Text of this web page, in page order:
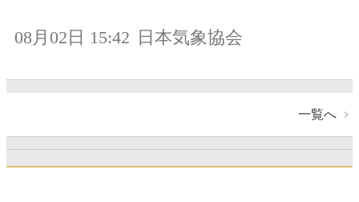
08月02日 15:42 日本気象協会
一覧へ